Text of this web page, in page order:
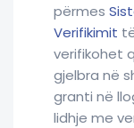
përmes
Verifikimit
verifikohet
gjelbra në
granti në
lidhje me